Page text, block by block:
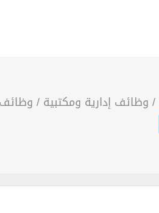
/ وظائف إدارية ومكتبية /